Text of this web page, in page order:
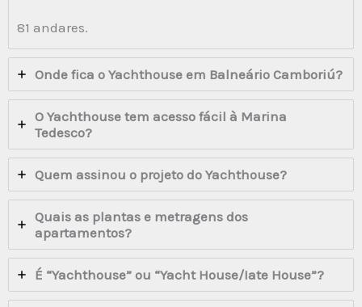
81 andares.
Onde fica o Yachthouse em Balneário Camboriú?
O Yachthouse tem acesso fácil à Marina
Tedesco?
Quem assinou o projeto do Yachthouse?
Quais as plantas e metragens dos
apartamentos?
É “Yachthouse” ou “Yacht House/Iate House”?